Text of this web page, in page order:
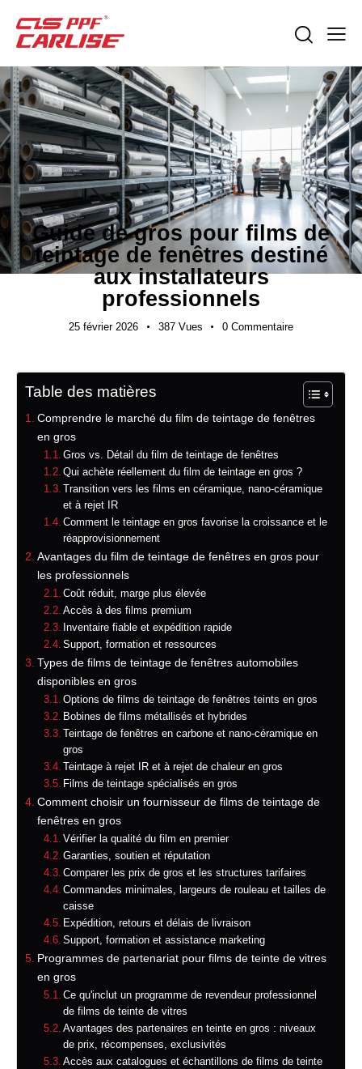
ACTUALITÉS DE L'INDUSTRIE
Guide de gros pour films de
teintage de fenêtres destiné
aux installateurs
professionnels
25 février 2026 387 Vues 0 Commentaire
Table des matières
Comprendre le marché du film de teintage de fenêtres
en gros
Gros vs. Détail du film de teintage de fenêtres
Qui achète réellement du film de teintage en gros ?
Transition vers les films en céramique, nano-céramique
et à rejet IR
Comment le teintage en gros favorise la croissance et le
réapprovisionnement
Avantages du film de teintage de fenêtres en gros pour
les professionnels
Coût réduit, marge plus élevée
Accès à des films premium
Inventaire fiable et expédition rapide
Support, formation et ressources
Types de films de teintage de fenêtres automobiles
disponibles en gros
Options de films de teintage de fenêtres teints en gros
Bobines de films métallisés et hybrides
Teintage de fenêtres en carbone et nano-céramique en
gros
Teintage à rejet IR et à rejet de chaleur en gros
Films de teintage spécialisés en gros
Comment choisir un fournisseur de films de teintage de
fenêtres en gros
Vérifier la qualité du film en premier
Garanties, soutien et réputation
Comparer les prix de gros et les structures tarifaires
Commandes minimales, largeurs de rouleau et tailles de
caisse
Expédition, retours et délais de livraison
Support, formation et assistance marketing
Programmes de partenariat pour films de teinte de vitres
en gros
Ce qu'inclut un programme de revendeur professionnel
de films de teinte de vitres
Avantages des partenaires en teinte en gros : niveaux
de prix, récompenses, exclusivités
Accès aux catalogues et échantillons de films de teinte